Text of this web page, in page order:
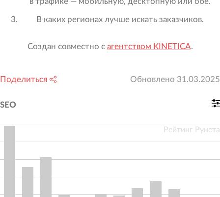
В каких регионах лучше искать заказчиков.
Создан совместно с агентством KINETICA.
Поделиться Обновлено 31.03.2025
SEO
Рейтинг Рунета